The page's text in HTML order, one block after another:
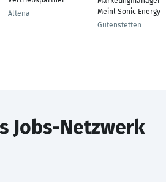
Altena
Meinl Sonic Energy
Gutenstetten
Jobs-Netzwerk